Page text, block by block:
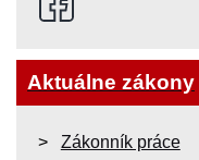
Aktuálne zákony
Zákonník práce